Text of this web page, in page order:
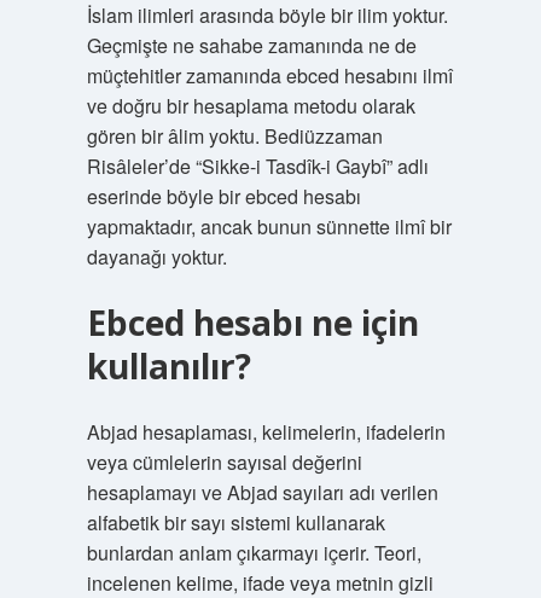
İslam ilimleri arasında böyle bir ilim yoktur.
Geçmişte ne sahabe zamanında ne de
müçtehitler zamanında ebced hesabını ilmî
ve doğru bir hesaplama metodu olarak
gören bir âlim yoktu. Bediüzzaman
Risâleler’de “Sikke-i Tasdîk-i Gaybî” adlı
eserinde böyle bir ebced hesabı
yapmaktadır, ancak bunun sünnette ilmî bir
dayanağı yoktur.
Ebced hesabı ne için
kullanılır?
Abjad hesaplaması, kelimelerin, ifadelerin
veya cümlelerin sayısal değerini
hesaplamayı ve Abjad sayıları adı verilen
alfabetik bir sayı sistemi kullanarak
bunlardan anlam çıkarmayı içerir. Teori,
incelenen kelime, ifade veya metnin gizli